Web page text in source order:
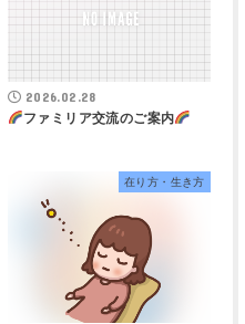
2026.02.28
ファミリア交流のご案内
在り方・生き方